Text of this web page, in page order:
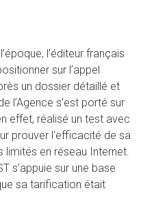
l’éditeur français
sur l’appel
un dossier détaillé et
l’Agence s’est porté sur
effet, réalisé un test avec
prouver l’efficacité de sa
limités en réseau Internet.
s’appuie sur une base
sa tarification était